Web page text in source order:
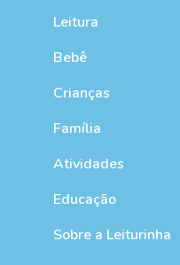
Leitura
Bebê
Crianças
Família
Atividades
Educação
Sobre a Leiturinha